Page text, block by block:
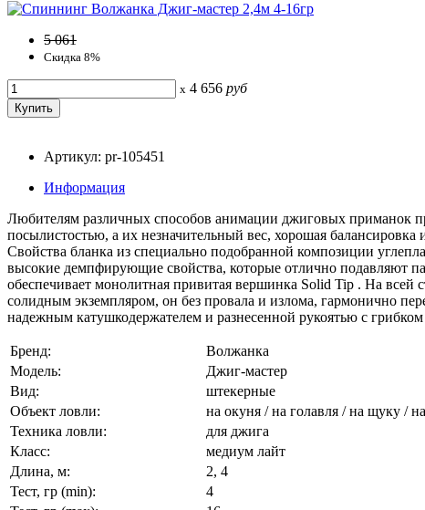
5 061
Скидка 8%
x 4 656 руб
Артикул: pr-105451
Информация
Любителям различных способов анимации джиговых приманок
посылистостью, а их незначительный вес, хорошая
Свойства бланка из специально подобранной композиции
высокие демпфирующие свойства, которые отлично подавляют
обеспечивает монолитная привитая вершинка Solid Tip . На
солидным экземпляром, он без провала и излома, гармонично
надежным катушкодержателем и разнесенной рукоятью с
Бренд:
Волжанка
Модель:
Джиг-мастер
Вид:
штекерные
Объект ловли:
на окуня / на голавля / на щуку /
Техника ловли:
для джига
Класс:
медиум лайт
Длина, м:
2, 4
Тест, гр (min):
4